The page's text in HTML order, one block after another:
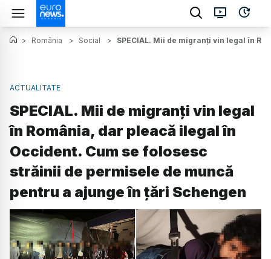
> România > Social > SPECIAL. Mii de migranți vin legal în
ACTUALITATE
SPECIAL. Mii de migranți vin legal
în România, dar pleacă ilegal în
Occident. Cum se folosesc
străinii de permisele de muncă
pentru a ajunge în țări Schengen